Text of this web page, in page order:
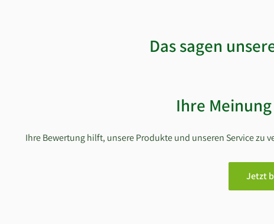
Das sagen
Ihre
Ihre Bewertung hilft, unsere Produkte und unseren Service zu
Jetzt